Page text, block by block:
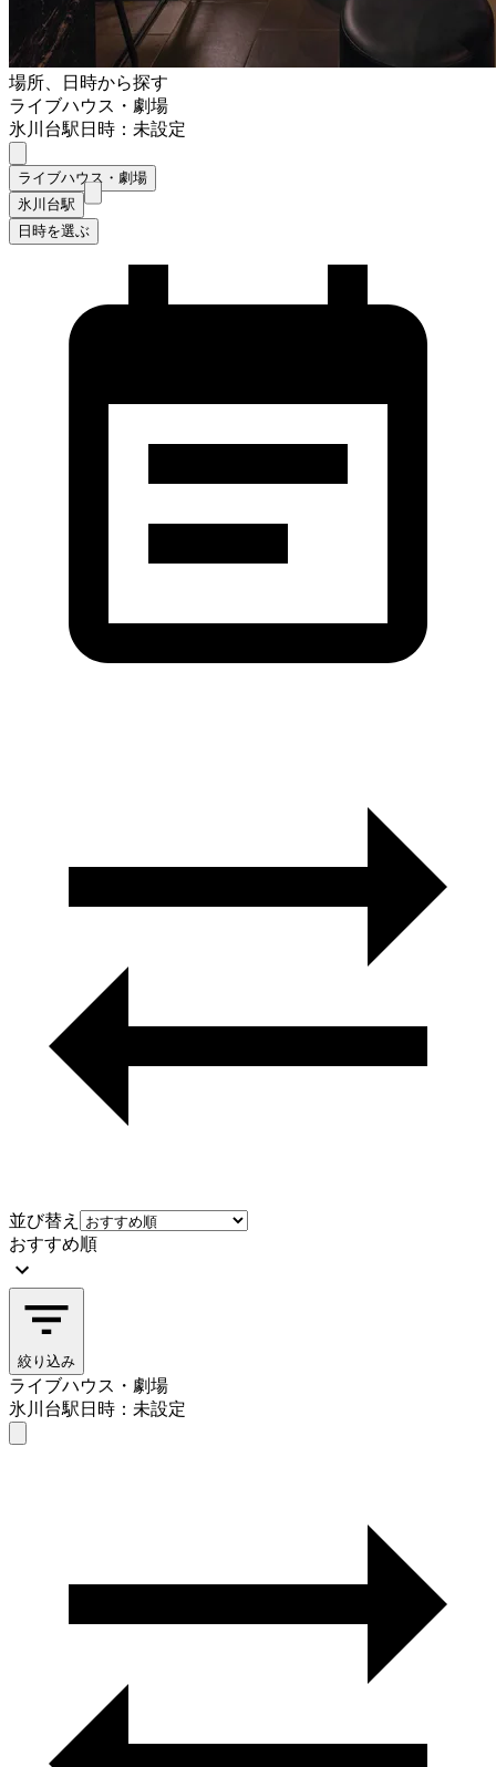
場所、日時から探す
ライブハウス・劇場
氷川台駅日時：未設定
ライブハウス・劇場
氷川台駅
日時を選ぶ
並び替え
おすすめ順
絞り込み
ライブハウス・劇場
氷川台駅日時：未設定